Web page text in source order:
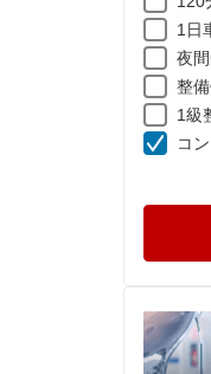
1日
夜
整
1級
コ